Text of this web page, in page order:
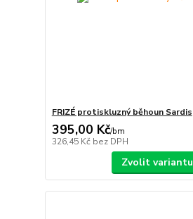
FRIZÉ protiskluzný běhoun Sardis
395,00 Kč/bm
326,45 Kč bez DPH
Zvolit variantu